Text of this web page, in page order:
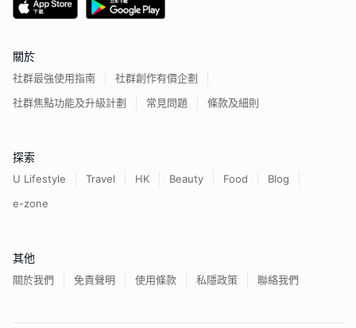
關於
社群最強使用指南
社群創作有價企劃
社群焦點功能及升級計劃
常見問題 條款及細則
探索
U Lifestyle Travel HK Beauty Food
Blog
e-zone
其他
關於我們 免責聲明 使用條款 私隱政策 聯絡我們